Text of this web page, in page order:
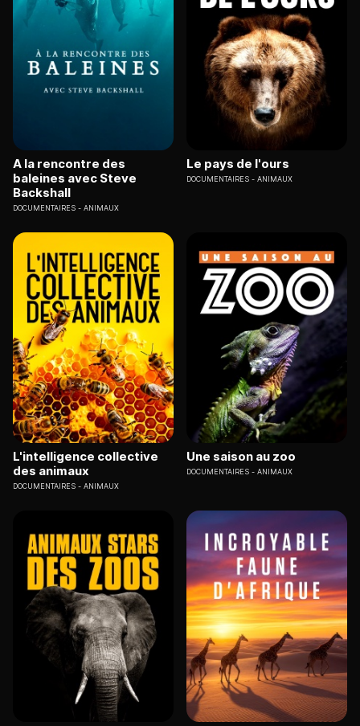
A la rencontre des
baleines avec Steve
Backshall
DOCUMENTAIRES ANIMAUX
Le pays de l'ours
DOCUMENTAIRES ANIMAUX
L'intelligence collective
des animaux
DOCUMENTAIRES ANIMAUX
Une saison au zoo
DOCUMENTAIRES ANIMAUX